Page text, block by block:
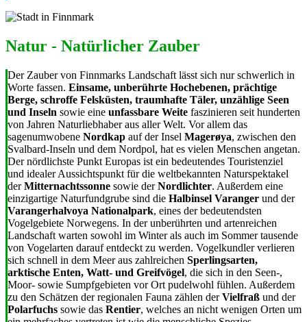
Natur - Natürlicher Zauber
Der Zauber von Finnmarks Landschaft lässt sich nur schwerlich in
Worte fassen. Einsame, unberührte Hochebenen, prächtige
Berge, schroffe Felsküsten, traumhafte Täler, unzählige Seen
und Inseln sowie eine unfassbare Weite faszinieren seit hunderten
von Jahren Naturliebhaber aus aller Welt. Vor allem das
sagenumwobene Nordkap auf der Insel Magerøya, zwischen den
Svalbard-Inseln und dem Nordpol, hat es vielen Menschen angetan.
Der nördlichste Punkt Europas ist ein bedeutendes Touristenziel
und idealer Aussichtspunkt für die weltbekannten Naturspektakel
derMitternachtssonne sowie derNordlichter. Außerdem eine
einzigartige Naturfundgrube sind die Halbinsel Varanger und der
Varangerhalvoya Nationalpark, eines der bedeutendsten
Vogelgebiete Norwegens. In der unberührten und artenreichen
Landschaft warten sowohl im Winter als auch im Sommer tausende
von Vogelarten darauf entdeckt zu werden. Vogelkundler verlieren
sich schnell in dem Meer aus zahlreichen Sperlingsarten,
arktische Enten, Watt- und Greifvögel, die sich in den Seen-,
Moor- sowie Sumpfgebieten vor Ort pudelwohl fühlen. Außerdem
zu den Schätzen der regionalen Fauna zählen derVielfraß und der
Polarfuchs sowie das Rentier, welches an nicht wenigen Orten um